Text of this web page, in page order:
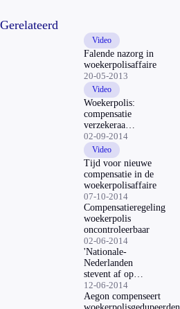
Gerelateerd
Video
Falende nazorg in
woekerpolisaffaire
20-05-2013
Video
Woekerpolis:
compensatie
verzekeraars
klopt niet
02-09-2014
Video
Tijd voor nieuwe
compensatie in de
woekerpolisaffaire
07-10-2014
Compensatieregeling
woekerpolis
oncontroleerbaar
02-06-2014
'Nationale-
Nederlanden
stevent af op
verlies in
woekerpoliszaak'
12-06-2014
Aegon compenseert